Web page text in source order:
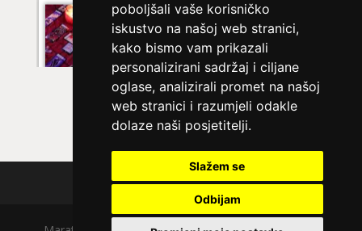
poboljšali vaše korisničko
iskustvo na našoj web stranici,
kako bismo vam prikazali
personalizirani sadržaj i ciljane
oglase, analizirali promet na našoj
web stranici i razumjeli odakle
dolaze naši posjetitelji.
Slažem se
Odbijam
LUCIJA
/ Kod #136
Ljubavni savjetnik je zauzet
spajanje partnera
Broj tel: 064/600-600
tel:0,93€ - mob:1,12€ min
Ljubavni savjetnik je zauzet
Polica privatnosti